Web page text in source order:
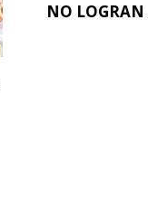
NO LOGRAN